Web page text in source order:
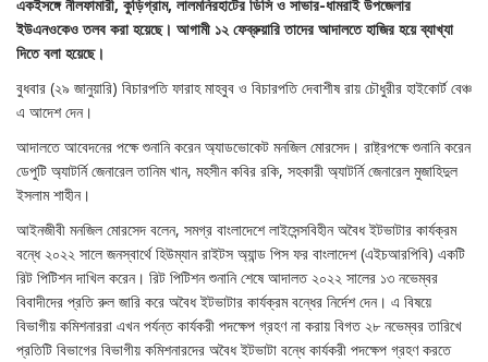
একইসঙ্গে নীলফামারী, কুড়িগ্রাম, লালমনিরহাটের ডিসি ও সাভার-ধামরাই উপজেলার
ইউএনওকেও তলব করা হয়েছে। আগামী ১২ ফেব্রুয়ারি তাদের আদালতে হাজির হয়ে ব্যাখ্যা
দিতে বলা হয়েছে।
বুধবার (২৯ জানুয়ারি) বিচারপতি ফারাহ মাহবুব ও বিচারপতি দেবাশীষ রায় চৌধুরীর হাইকোর্ট বেঞ্চ
এ আদেশ দেন।
আদালতে আবেদনের পক্ষে শুনানি করেন অ্যাডভোকেট মনজিল মোরসেদ। রাষ্ট্রপক্ষে শুনানি করেন
ডেপুটি অ্যাটর্নি জেনারেল তানিম খান, মহসীন কবির রকি, সহকারী অ্যাটর্নি জেনারেল মুজাহিদুল
ইসলাম শাহীন।
আইনজীবী মনজিল মোরসেদ বলেন, সমগ্র বাংলাদেশে লাইসেন্সবিহীন অবৈধ ইটভাটার কার্যক্রম
বন্ধে ২০২২ সালে জনস্বার্থে হিউম্যান রাইটস অ্যান্ড পিস ফর বাংলাদেশ (এইচআরপিবি) একটি
রিট পিটিশন দাখিল করেন। রিট পিটিশন শুনানি শেষে আদালত ২০২২ সালের ১৩ নভেম্বর
বিবাদীদের প্রতি রুল জারি করে অবৈধ ইটভাটার কার্যক্রম বন্ধের নির্দেশ দেন। এ বিষয়ে
বিভাগীয় কমিশনাররা এখন পর্যন্ত কার্যকরী পদক্ষেপ গ্রহণ না করায় বিগত ২৮ নভেম্বর তারিখে
প্রতিটি বিভাগের বিভাগীয় কমিশনারদের অবৈধ ইটভাটা বন্ধে কার্যকরী পদক্ষেপ গ্রহণ করতে